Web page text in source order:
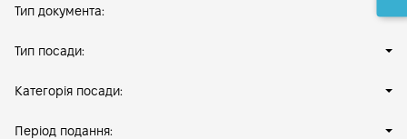
Тип документа:
Тип посади:
Категорія посади:
Період подання: